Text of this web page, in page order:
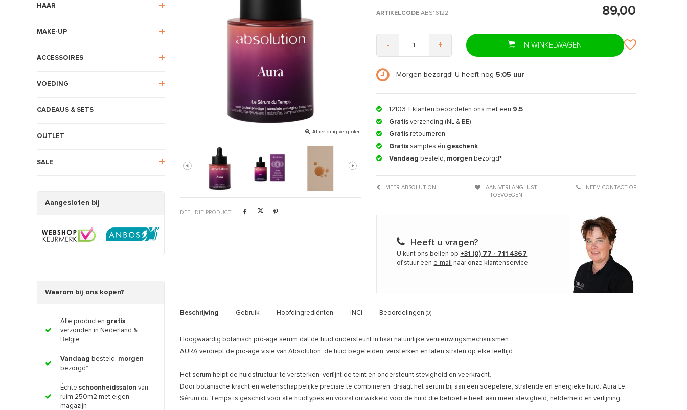
HAAR
MAKE-UP
ACCESSOIRES
VOEDING
CADEAUS & SETS
OUTLET
SALE
Aangesloten bij
Waarom bij ons kopen?
Alle producten gratis
verzonden in Nederland &
Belgïe
Vandaag besteld, morgen
bezorgd*
Échte schoonheidssalon van
ruim 250m2 met eigen
magazijn
Afbeelding vergroten
DEEL DIT PRODUCT
ARTIKELCODE ABS16122 89,00
- + IN WINKELWAGEN
Morgen bezorgd! U heeft nog 5:05 uur
12103 + klanten beoordelen ons met een 9.5
Gratis verzending (NL & BE)
Gratis retourneren
Gratis samples én geschenk
Vandaag besteld, morgen bezorgd*
MEER ABSOLUTION
AAN VERLANGLIJST
TOEVOEGEN
NEEM CONTACT OP
Heeft u vragen?
U kunt ons bellen op +31 (0) 77 - 711 4367
of stuur een e-mail naar onze klantenservice
Beschrijving Gebruik Hoofdingrediënten INCI Beoordelingen (0)
Hoogwaardig botanisch pro-age serum dat de huid ondersteunt in haar natuurlijke vernieuwingsmechanismen.
AURA verdiept de pro-age visie van Absolution: de huid begeleiden, versterken en laten stralen op elke leeftijd.
Het serum helpt de huidstructuur te versterken, verfijnt de teint en ondersteunt stevigheid en veerkracht.
Door botanische kracht en wetenschappelijke precisie te combineren, draagt het serum bij aan een soepelere, stralende en energieke huid. Aura Le
Sérum du Temps is geschikt voor alle huidtypes en vooral ontwikkeld voor de huid die behoefte heeft aan meer stevigheid, helderheid en verfijning.